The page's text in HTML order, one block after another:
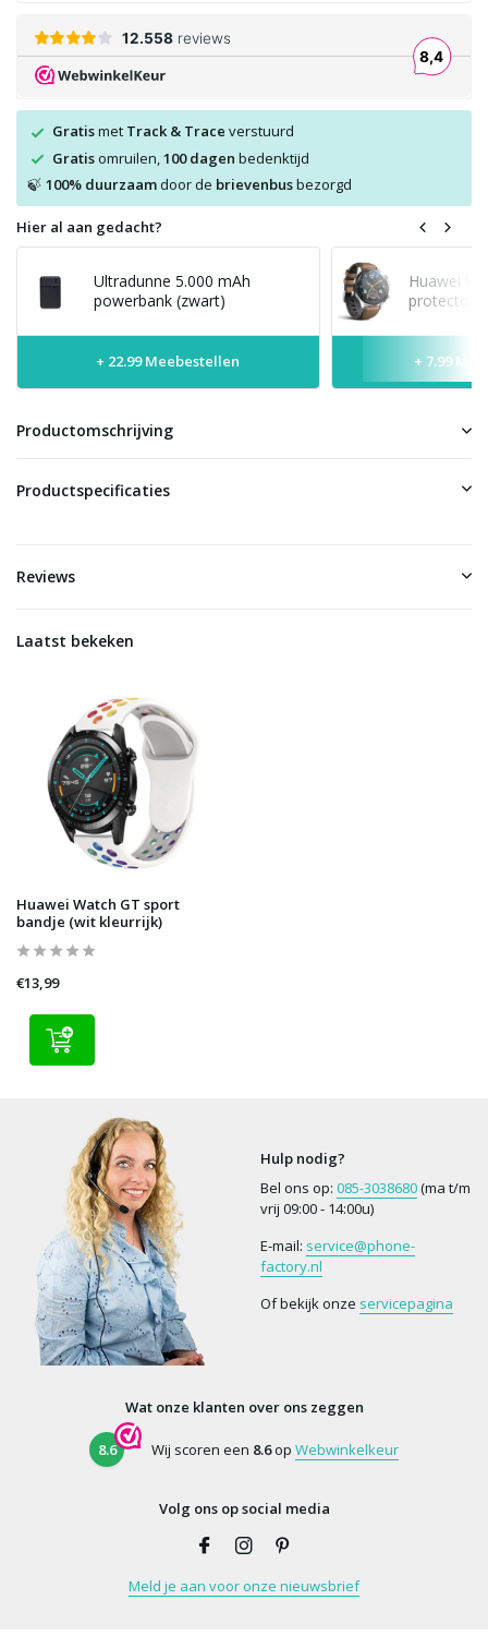
Gratismet Track & Trace verstuurd
Gratisomruilen, 100 dagen bedenktijd
🍃 100% duurzaamdoor de brievenbusbezorgd
Hier al aan gedacht?
Ultradunne 5.000 mAh
powerbank (zwart)
+ 22.99 Meebestellen
Huawei
protector
+ 7.99
Productomschrijving
Productspecificaties
Reviews
Laatst bekeken
Huawei Watch GT sport
bandje (wit kleurrijk)
€13,99
Hulp nodig?
Bel ons op: 085-3038680(ma t/m
vrij 09:00 - 14:00u)
E-mail: service@phone-
factory.nl
Of bekijk onze servicepagina
Wat onze klanten over ons zeggen
8.6 Wij scoren een 8.6op Webwinkelkeur
Volg ons op social media
Meld je aan voor onze nieuwsbrief